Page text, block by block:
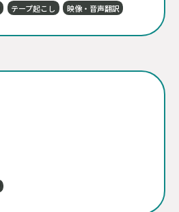
テープ起こし 映像・音声翻訳